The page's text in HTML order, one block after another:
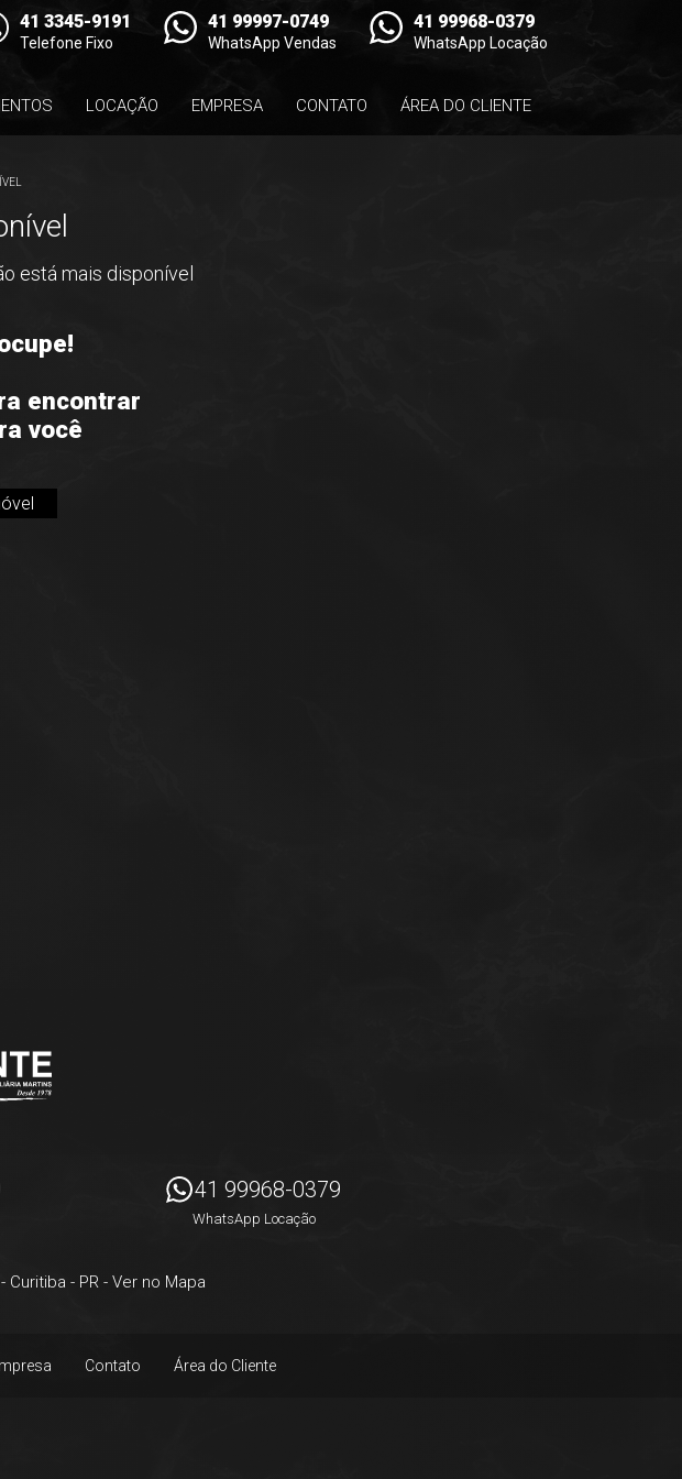
41 3345-9191
Telefone Fixo
41 99997-0749
WhatsApp Vendas
41 99968-0379
WhatsApp Locação
LOCAÇÃO EMPRESA CONTATO ÁREA DO CLIENTE
está mais disponível
encontrar
você
41 99968-0379
WhatsApp Locação
Curitiba - PR - Ver no Mapa
Contato Área do Cliente